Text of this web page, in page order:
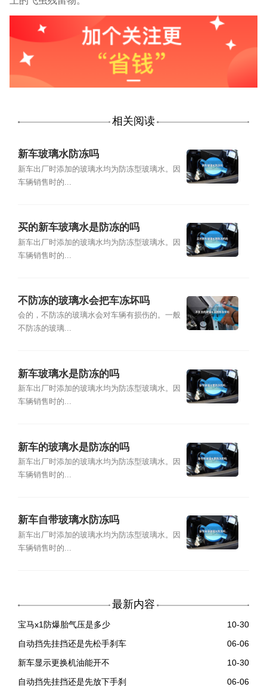
相关阅读
新车玻璃水防冻吗
新车出厂时添加的玻璃水均为防冻型玻璃水。因
车辆销售时的...
买的新车玻璃水是防冻的吗
新车出厂时添加的玻璃水均为防冻型玻璃水。因
车辆销售时的...
不防冻的玻璃水会把车冻坏吗
会的，不防冻的玻璃水会对车辆有损伤的。一般
不防冻的玻璃...
新车玻璃水是防冻的吗
新车出厂时添加的玻璃水均为防冻型玻璃水。因
车辆销售时的...
新车的玻璃水是防冻的吗
新车出厂时添加的玻璃水均为防冻型玻璃水。因
车辆销售时的...
新车自带玻璃水防冻吗
新车出厂时添加的玻璃水均为防冻型玻璃水。因
车辆销售时的...
最新内容
宝马x1防爆胎气压是多少
10-30
自动挡先挂挡还是先松手刹车
06-06
新车显示更换机油能开不
10-30
自动挡先挂挡还是先放下手刹
06-06